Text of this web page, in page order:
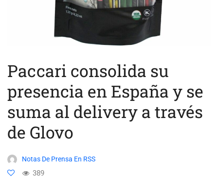
Paccari consolida su
presencia en España y se
suma al delivery a través
de Glovo
Notas De Prensa En RSS
389